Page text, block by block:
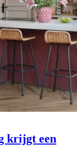
krijgt een